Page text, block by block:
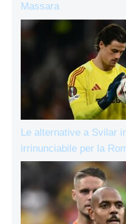
Massara
Le alternative a Svilar
irrinunciabile per la